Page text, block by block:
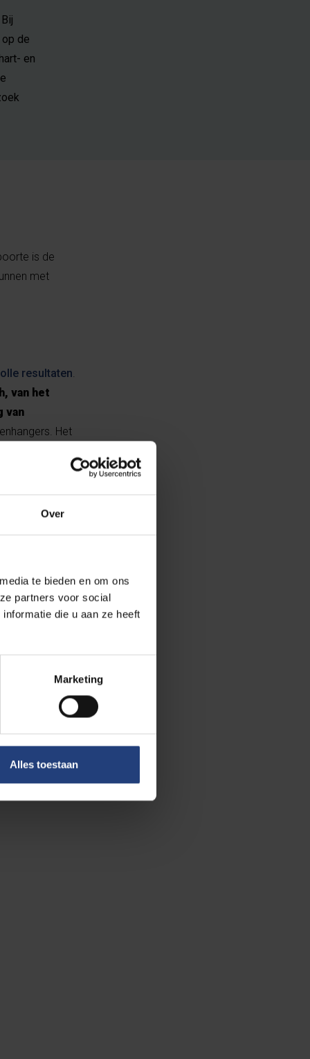
Over
te bieden en om ons
partners voor social
die u aan ze heeft
Marketing
Alles toestaan
de
en
is de
met
resultaten
van het
van
Het
het gezonde
eerste stap
Dit jaar wil